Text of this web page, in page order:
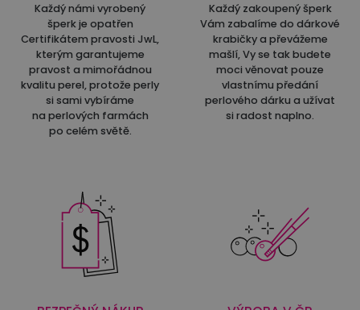
Každý námi vyrobený
šperk je opatřen
Certifikátem pravosti JwL,
kterým garantujeme
pravost a mimořádnou
kvalitu perel, protože perly
si sami vybíráme
na perlových farmách
po celém světě.
Každý zakoupený šperk
Vám zabalíme do dárkové
krabičky a převážeme
mašlí, Vy se tak budete
moci věnovat pouze
vlastnímu předání
perlového dárku a užívat
si radost naplno.